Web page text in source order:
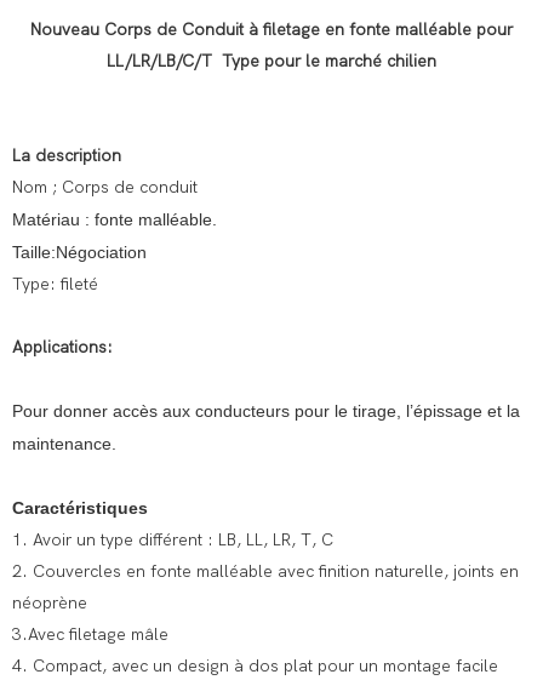
Nouveau Corps de Conduit à filetage en fonte malléable pour
LL/LR/LB/C/T Type pour le marché chilien
La description
Nom ; Corps de conduit
Matériau : fonte malléable.
Taille:Négociation
Type: fileté
Applications:
Pour donner accès aux conducteurs pour le tirage, l’épissage et la
maintenance.
Caractéristiques
1. Avoir un type différent : LB, LL, LR, T, C
2. Couvercles en fonte malléable avec finition naturelle, joints en
néoprène
3.Avec filetage mâle
4. Compact, avec un design à dos plat pour un montage facile